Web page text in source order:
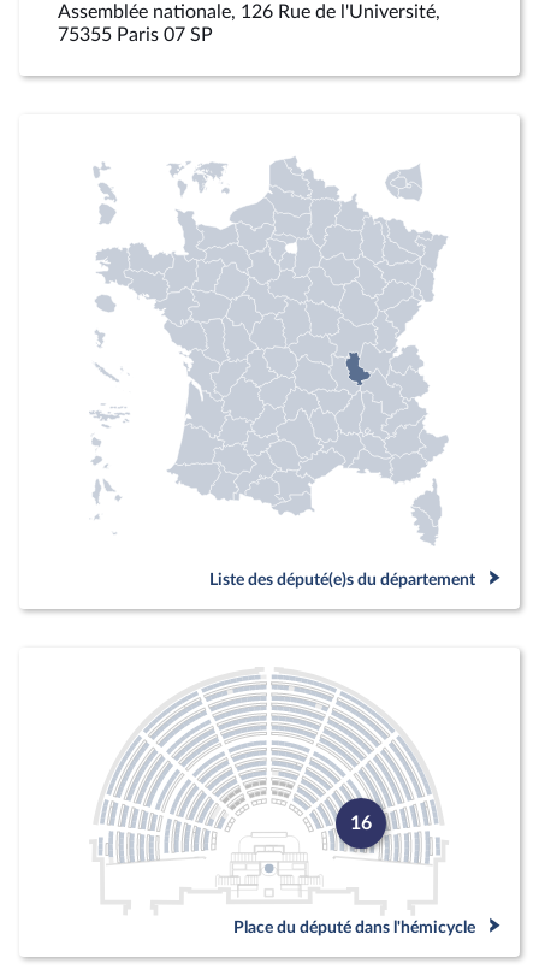
Assemblée nationale, 126 Rue de l'Université,
75355 Paris 07 SP
Liste des député(e)s du département
16
Place du député dans l'hémicycle